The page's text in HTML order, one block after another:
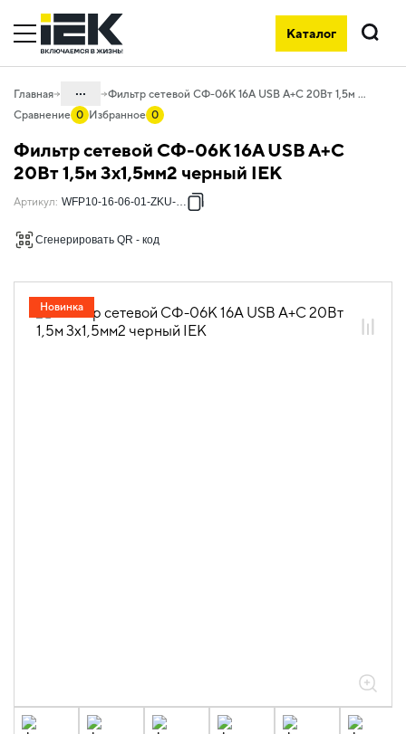
Каталог
Поиск
Главная ...
06. Изделия электроустановочные,
удлинители и силовые разъемы
06.02 Удлинители бытовые и сетевые
06.02.02.01 Сетевые фильтры
Фильтр сетевой СФ-06К 16А USB A+C 20Вт 1,5м 3х1,5мм2 черный IEK
Сравнение 0 Избранное 0
Фильтр сетевой СФ-06К 16А USB A+C
20Вт 1,5м 3х1,5мм2 черный IEK
Новинка
Артикул: WFP10-16-06-01-ZKU-K02
Сгенерировать QR - код